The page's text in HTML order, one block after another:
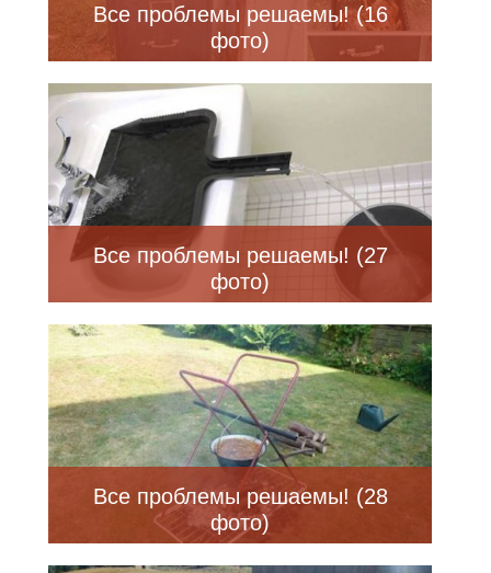
Все проблемы решаемы! (16
фото)
Все проблемы решаемы! (27
фото)
Все проблемы решаемы! (28
фото)